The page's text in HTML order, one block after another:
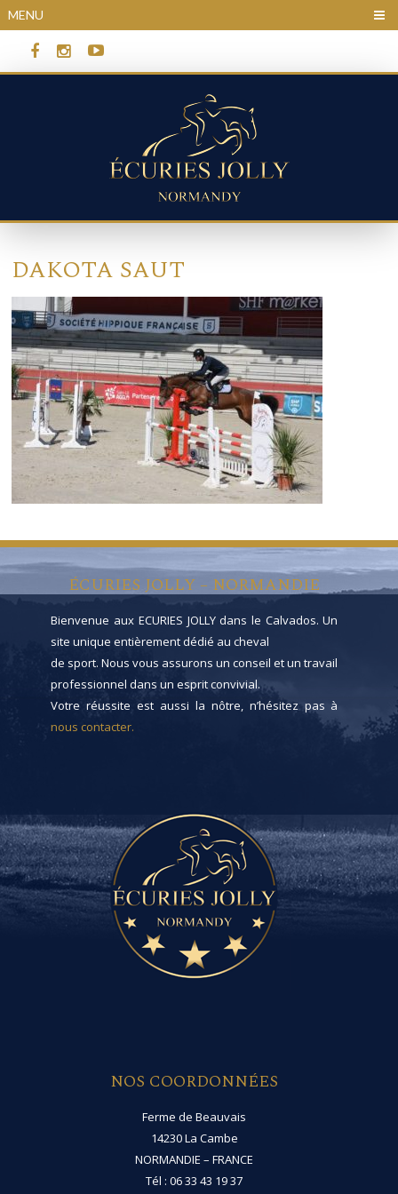
MENU
DAKOTA SAUT
ÉCURIES JOLLY – NORMANDIE
Bienvenue aux ECURIES JOLLY dans le Calvados. Un
site unique entièrement dédié au cheval
de sport. Nous vous assurons un conseil et un travail
professionnel dans un esprit convivial.
Votre réussite est aussi la nôtre, n’hésitez pas à
nous contacter.
NOS COORDONNÉES
Ferme de Beauvais
14230 La Cambe
NORMANDIE – FRANCE
Tél : 06 33 43 19 37
Panneau de gestion des cookies